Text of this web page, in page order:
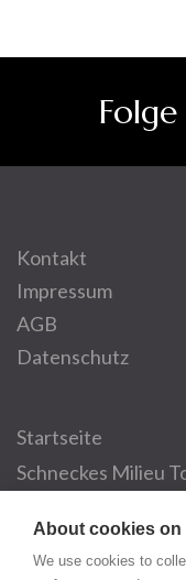
Folge
Kontakt
Impressum
AGB
Datenschutz
Startseite
Schneckes Milieu
Über Schnecke
About cookies on
We use cookies to